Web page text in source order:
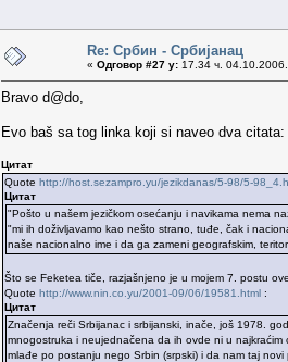
Re: Србин - Србијанац
« Одговор #27 у: 17.34 ч.
Bravo d@do,
Evo baš sa tog linka koji si naveo dva citata:
Цитат
Quote http://host.sezampro.yu/jezikdanas/5-98/5-
Цитат
"Pošto u našem jezičkom osećanju i navikama nema
"mi ih doživljavamo kao nešto strano, tuđe, čak i
naše nacionalno ime i da ga zameni geografskim,
Što se Feketea tiče, razjašnjeno je u mojem 7. postu
Quote http://www.nin.co.yu/2001-09/06/19581.html :
Цитат
Značenja reči Srbijanac i srbijanski, inače, još 1978.
mnogostruka i neujednačena da ih ovde ni u
mlađe po postanju nego Srbin (srpski) i da nam taj